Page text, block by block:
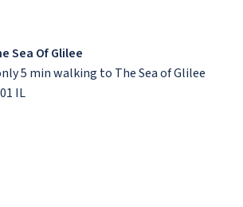
Sea Of Glilee
5 min walking to The Sea of Glilee
IL